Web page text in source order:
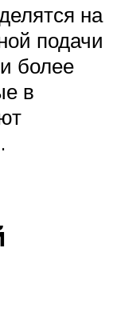
на
подачи
более
в